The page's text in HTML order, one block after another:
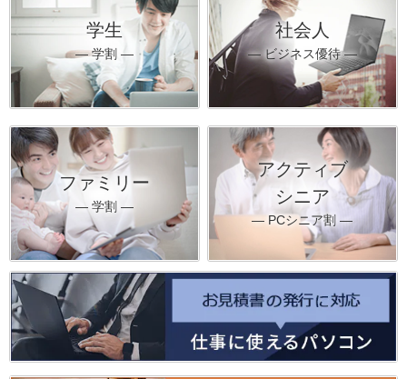
学生
― 学割 ―
社会人
― ビジネス優待 ―
ファミリー
― 学割 ―
アクティブ
シニア
― PCシニア割 ―